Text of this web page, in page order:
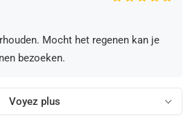
Mocht het regenen kan je
bezoeken.
Voyez plus